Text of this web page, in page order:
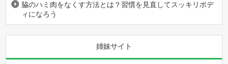
脇のハミ肉をなくす方法とは？習慣を見直してスッキリボデ
ィになろう
姉妹サイト